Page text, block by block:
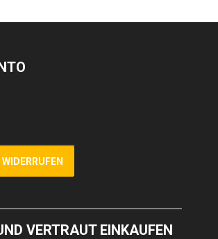
VERTRAUT EINKAUFEN